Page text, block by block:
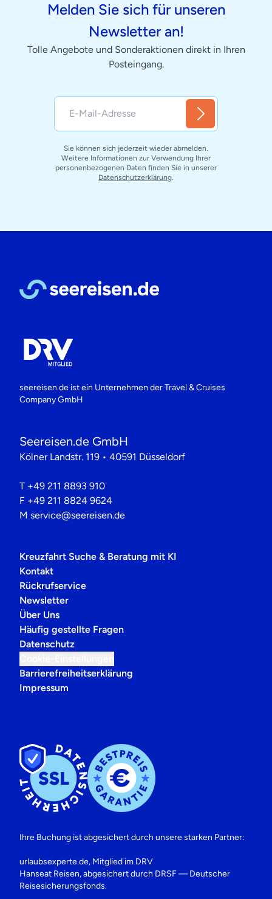
Melden Sie sich für unseren
Newsletter an!
Tolle Angebote und Sonderaktionen direkt in Ihren
Posteingang.
Sie können sich jederzeit wieder abmelden.
Weitere Informationen zur Verwendung Ihrer
personenbezogenen Daten finden Sie in unserer
Datenschutzerklärung.
seereisen.de ist ein Unternehmen derTravel & Cruises
Company GmbH
Seereisen.de GmbH
Kölner Landstr. 119 • 40591 Düsseldorf
T +49 211 8893 910
F +49 211 8824 9624
M service@seereisen.de
Kreuzfahrt Suche & Beratung mit KI
Kontakt
Rückrufservice
Newsletter
Über Uns
Häufig gestellte Fragen
Datenschutz
Barrierefreiheitserklärung
Impressum
Ihre Buchung ist abgesichert durch unsere starken Partner:
urlaubsexperte.de, Mitglied im DRV
Hanseat Reisen, abgesichert durch DRSF — Deutscher
Reisesicherungsfonds.